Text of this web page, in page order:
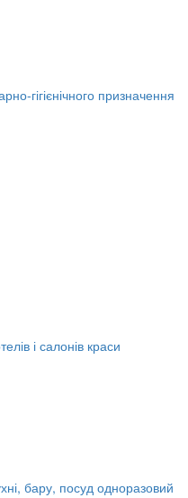
гігієнічного призначення
і салонів краси
бару, посуд одноразовий